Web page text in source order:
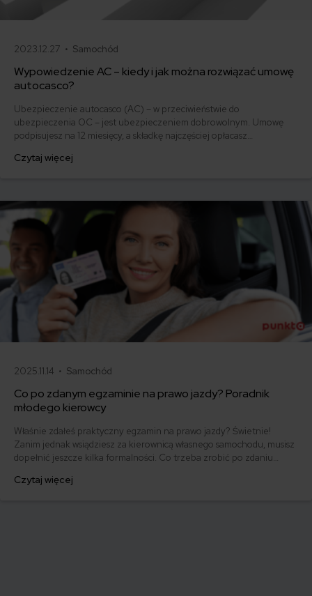
2023.12.27 • Samochód
Wypowiedzenie AC – kiedy i jak można rozwiązać umowę
autocasco?
Ubezpieczenie autocasco (AC) – w przeciwieństwie do
ubezpieczenia OC – jest ubezpieczeniem dobrowolnym. Umowę
podpisujesz na 12 miesięcy, a składkę najczęściej opłacasz
ofertę lub zdecydowałeś się sprzedać samochód w trakcie trwania
Czytaj więcej
2025.11.14 • Samochód
Co po zdanym egzaminie na prawo jazdy? Poradnik
młodego kierowcy
Właśnie zdałeś praktyczny egzamin na prawo jazdy? Świetnie!
Zanim jednak wsiądziesz za kierownicą własnego samochodu, musisz
dopełnić jeszcze kilka formalności. Co trzeba zrobić po zdaniu
którym szybko załatwisz sprawy urzędowe i będziesz mógł prowadzić
Czytaj więcej